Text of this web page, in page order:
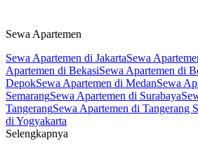
Sewa Apartemen
Sewa Apartemen di JakartaSewa
Apartemen di BekasiSewa Apartemen di
DepokSewa Apartemen di MedanSewa
SemarangSewa Apartemen di Surabaya
TangerangSewa Apartemen di Tangerang
di Yogyakarta
Selengkapnya